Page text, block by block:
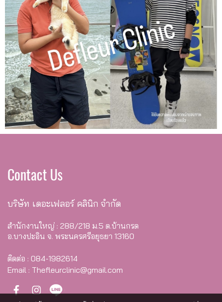
Contact Us
บริษัท เดอะเฟลอร์ คลินิก จำกัด
สำนักงานใหญ่ : 288/218 ม.5 ต.บ้านกรด
อ.บางปะอิน จ. พระนครศรีอยุธยา 13160
ติดต่อ : 084-1982614
Email : Thefleurclinic@gmail.com